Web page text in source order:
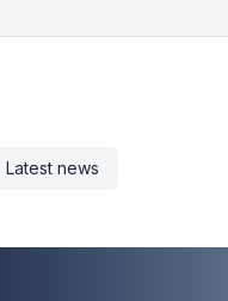
Latest news